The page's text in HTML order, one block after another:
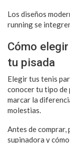
Los diseños
running se
Cómo
tu pisada
Elegir tus tenis
conocer tu tipo de
marcar la
molestias.
Antes de comprar,
supinadora y